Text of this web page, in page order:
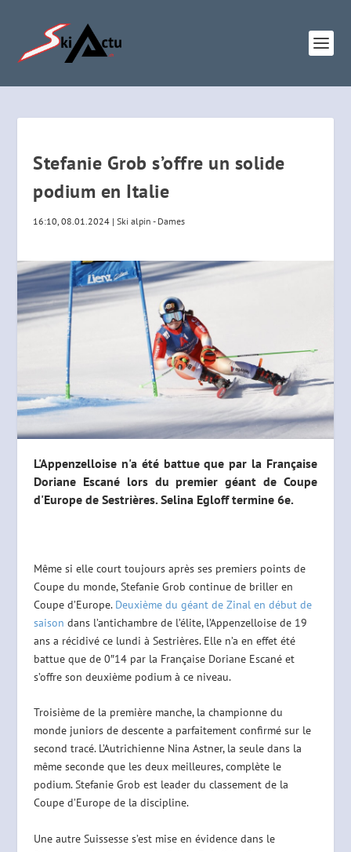
Stefanie Grob s’offre un solide
podium en Italie
16:10, 08.01.2024 |Ski alpin - Dames
L'Appenzelloise n'a été battue que par la Française
Doriane Escané lors du premier géant de Coupe
d'Europe de Sestrières. Selina Egloff termine 6e.
Même si elle court toujours après ses premiers points de
Coupe du monde, Stefanie Grob continue de briller en
Coupe d’Europe. Deuxième du géant de Zinal en début de
saison dans l’antichambre de l’élite, l’Appenzelloise de 19
ans a récidivé ce lundi à Sestrières. Elle n’a en effet été
battue que de 0″14 par la Française Doriane Escané et
s’offre son deuxième podium à ce niveau.
Troisième de la première manche, la championne du
monde juniors de descente a parfaitement confirmé sur le
second tracé. L’Autrichienne Nina Astner, la seule dans la
même seconde que les deux meilleures, complète le
podium. Stefanie Grob est leader du classement de la
Coupe d’Europe de la discipline.
Une autre Suissesse s’est mise en évidence dans le